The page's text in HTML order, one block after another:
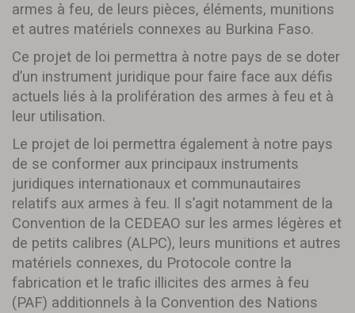
armes à feu, de leurs pièces, éléments, munitions
et autres matériels connexes au Burkina Faso.
Ce projet de loi permettra à notre pays de se doter
d’un instrument juridique pour faire face aux défis
actuels liés à la prolifération des armes à feu et à
leur utilisation.
Le projet de loi permettra également à notre pays
de se conformer aux principaux instruments
juridiques internationaux et communautaires
relatifs aux armes à feu. Il s’agit notamment de la
Convention de la CEDEAO sur les armes légères et
de petits calibres (ALPC), leurs munitions et autres
matériels connexes, du Protocole contre la
fabrication et le trafic illicites des armes à feu
(PAF) additionnels à la Convention des Nations